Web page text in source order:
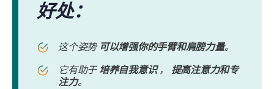
好处：
这个姿势 可以增强你的手臂和肩膀力量。
它有助于 培养自我意识， 提高注意力和专
注力。